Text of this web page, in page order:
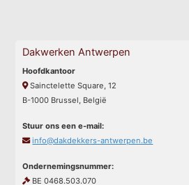
Dakwerken Antwerpen
Hoofdkantoor
Sainctelette Square, 12
B-1000 Brussel, België
Stuur ons een e-mail:
info@dakdekkers-antwerpen.be
Ondernemingsnummer:
BE 0468.503.070